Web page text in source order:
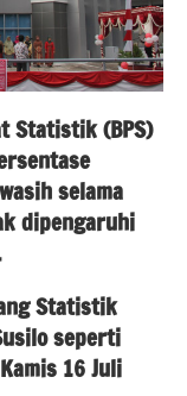
Statistik (BPS)
selama
dipengaruhi
Statistik
seperti
16 Juli